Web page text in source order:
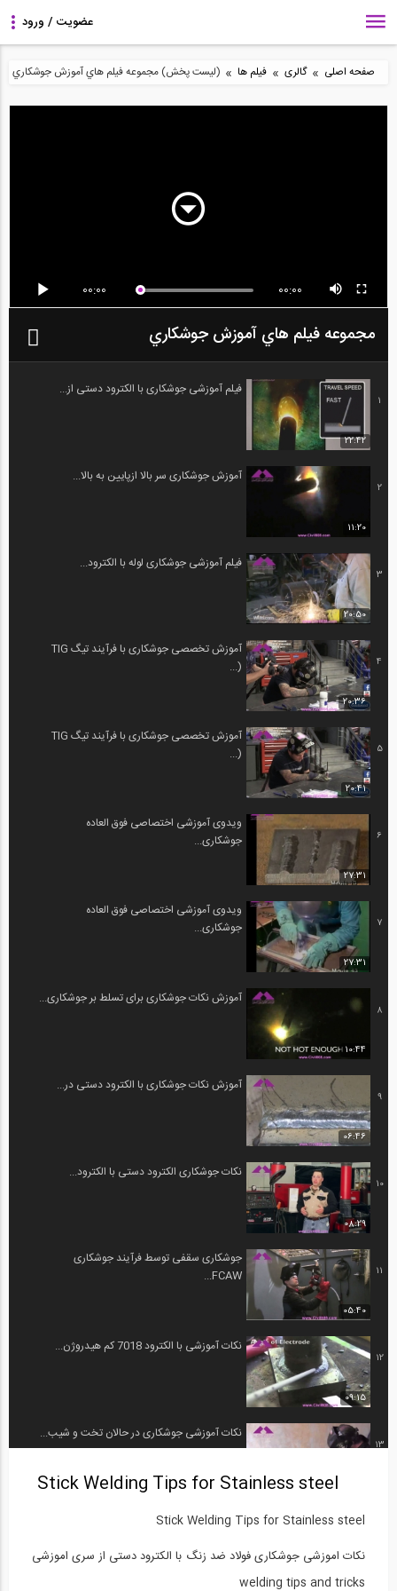
صفحه اصلی » گالری » فیلم ها » (لیست پخش) مجموعه فيلم هاي آموزش جوشكاري
00:00 00:00
مجموعه فيلم هاي آموزش جوشكاري
1
22:42
فیلم آموزشی جوشکاری با الکترود دستی از...
2
11:20
آموزش جوشکاری سر بالا ازپایین به بالا...
3
20:50
فیلم آموزشی جوشکاری لوله با الکترود...
4
20:36
آموزش تخصصی جوشکاری با فرآیند تیگ TIG
(...
5
20:41
آموزش تخصصی جوشکاری با فرآیند تیگ TIG
(...
6
27:31
ویدوی آموزشی اختصاصی فوق العاده
جوشکاری...
7
27:31
ویدوی آموزشی اختصاصی فوق العاده
جوشکاری...
8
10:44
آموزش نکات جوشکاری برای تسلط بر جوشکاری...
9
06:46
آموزش نکات جوشکاری با الکترود دستی در...
10
08:29
نکات جوشکاری الکترود دستی با الکترود...
11
05:40
جوشکاری سقفی توسط فرآیند جوشکاری
FCAW...
12
09:15
نکات آموزشی با الکترود 7018 کم هیدروژن...
13
نکات آموزشی جوشکاری در حالان تخت و شیب...
نکات جوشکاری با الکترود 7018 فرآیند...
Stick Welding Tips for Stainless steel
Stick Welding Tips for Stainless steel
نکات اموزشی جوشکاری فولاد ضد زنگ با الکترود دستی از سری اموزشی
welding tips and tricks